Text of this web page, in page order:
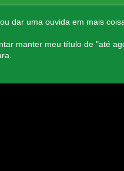
dar uma ouvida em mais
manter meu título de "até